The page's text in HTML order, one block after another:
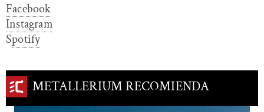
Facebook
Instagram
Spotify
METALLERIUM RECOMIENDA